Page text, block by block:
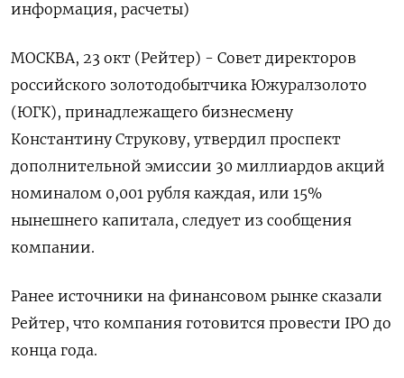
информация, расчеты)
МОСКВА, 23 окт (Рейтер) - Совет директоров
российского золотодобытчика Южуралзолото
(ЮГК), принадлежащего бизнесмену
Константину Струкову, утвердил проспект
дополнительной эмиссии 30 миллиардов акций
номиналом 0,001 рубля каждая, или 15%
нынешнего капитала, следует из сообщения
компании.
Ранее источники на финансовом рынке сказали
Рейтер, что компания готовится провести IPO до
конца года.